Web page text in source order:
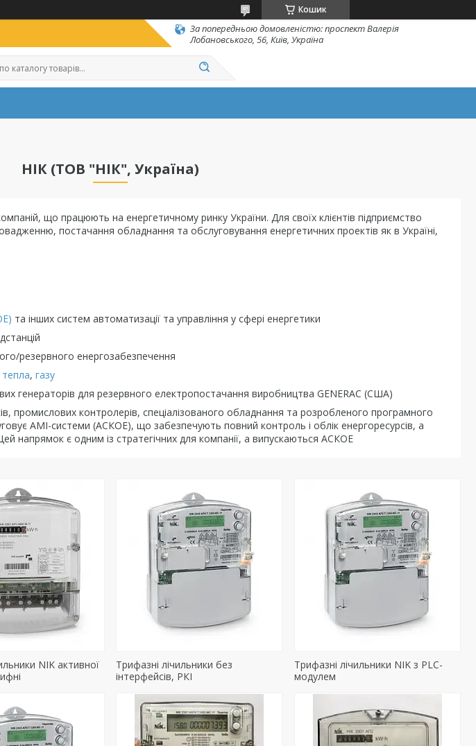
Кошик
За попередньою домовленістю: проспект Валерія
Лобановського, 56, Київ, Україна
НІК (ТОВ "НІК", Україна)
що працюють на енергетичному ринку України. Для своїх клієнтів підприємство
постачання обладнання та обслуговування енергетичних проектів як в Україні,
та інших систем автоматизації та управління у сфері енергетики
резервного енергозабезпечення
тепла, газу
генераторів для резервного електропостачання виробництва GENERAC (США)
промислових контролерів, спеціалізованого обладнання та розробленого програмного
AMI-системи (АСКОЕ), що забезпечують повний контроль і облік енергоресурсів, а
напрямок є одним із стратегічних для компанії, а випускаються АСКОЕ
NIK активної
Трифазні лічильники без
інтерфейсів, РКІ
Трифазні лічильники NIK з PLC-
модулем